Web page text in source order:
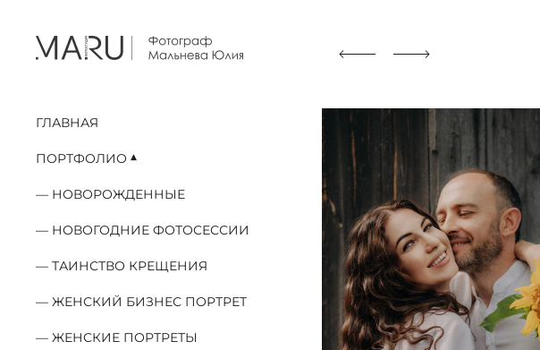
ГЛАВНАЯ
ПОРТФОЛИО
НОВОРОЖДЕННЫЕ
НОВОГОДНИЕ ФОТОСЕССИИ
ТАИНСТВО КРЕЩЕНИЯ
ЖЕНСКИЙ БИЗНЕС ПОРТРЕТ
ЖЕНСКИЕ ПОРТРЕТЫ